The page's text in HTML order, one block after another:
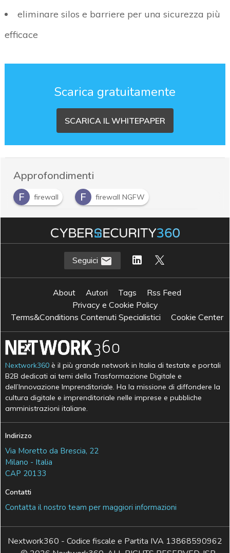
eliminare silos e barriere per una sicurezza più
efficace
Scarica gratuitamente
SCARICA IL WHITEPAPER
Approfondimenti
F
firewall F firewall NGFW
N Next-Generation Firewall S sicurezza OT
Seguici
About Autori Tags
Rss Feed
Privacy e Cookie Policy
Terms&Conditions Contenuti Specialistici
Cookie Center
Nextwork360 è il più grande network in Italia di testate e portali
B2B dedicati ai temi della Trasformazione Digitale e
dell’Innovazione Imprenditoriale. Ha la missione di diffondere la
cultura digitale e imprenditoriale nelle imprese e pubbliche
amministrazioni italiane.
Indirizzo
Via Moretto da Brescia, 22
Milano - Italia
CAP 20133
Contatti
Contatta il nostro team per maggiori informazioni
Nextwork360 - Codice fiscale e Partita IVA 13868590962